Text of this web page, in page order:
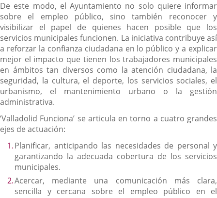
De este modo, el Ayuntamiento no solo quiere informar
sobre el empleo público, sino también reconocer y
visibilizar el papel de quienes hacen posible que los
servicios municipales funcionen. La iniciativa contribuye así
a reforzar la confianza ciudadana en lo público y a explicar
mejor el impacto que tienen los trabajadores municipales
en ámbitos tan diversos como la atención ciudadana, la
seguridad, la cultura, el deporte, los servicios sociales, el
urbanismo, el mantenimiento urbano o la gestión
administrativa.
‘Valladolid Funciona’ se articula en torno a cuatro grandes
ejes de actuación:
Planificar, anticipando las necesidades de personal y
garantizando la adecuada cobertura de los servicios
municipales.
Acercar, mediante una comunicación más clara,
sencilla y cercana sobre el empleo público en el